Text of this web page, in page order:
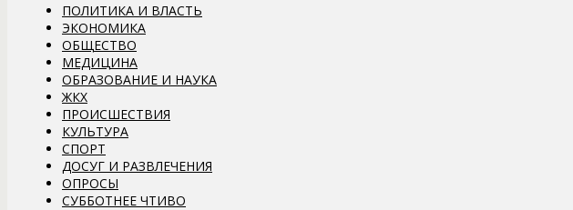
ПОЛИТИКА И ВЛАСТЬ
ЭКОНОМИКА
ОБЩЕСТВО
МЕДИЦИНА
ОБРАЗОВАНИЕ И НАУКА
ЖКХ
ПРОИСШЕСТВИЯ
КУЛЬТУРА
СПОРТ
ДОСУГ И РАЗВЛЕЧЕНИЯ
ОПРОСЫ
СУББОТНЕЕ ЧТИВО